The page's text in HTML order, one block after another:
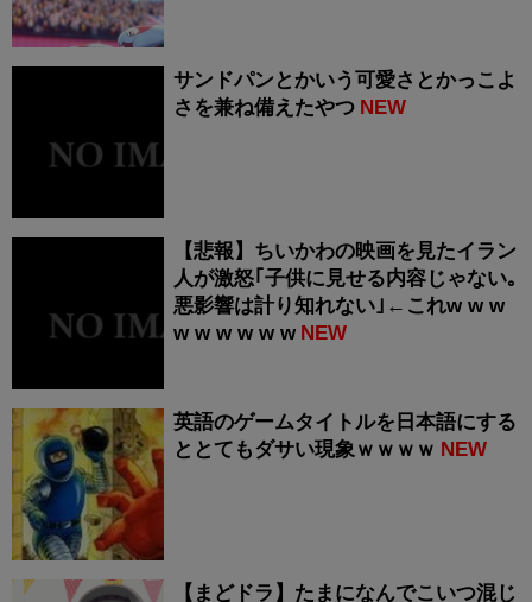
サンドパンとかいう可愛さとかっこよ
さを兼ね備えたやつ NEW
【悲報】ちいかわの映画を見たイラン
人が激怒｢子供に見せる内容じゃない｡
悪影響は計り知れない｣←これw w w
w w w w w w NEW
英語のゲームタイトルを日本語にする
ととてもダサい現象ｗｗｗｗ NEW
【まどドラ】たまになんでこいつ混じ